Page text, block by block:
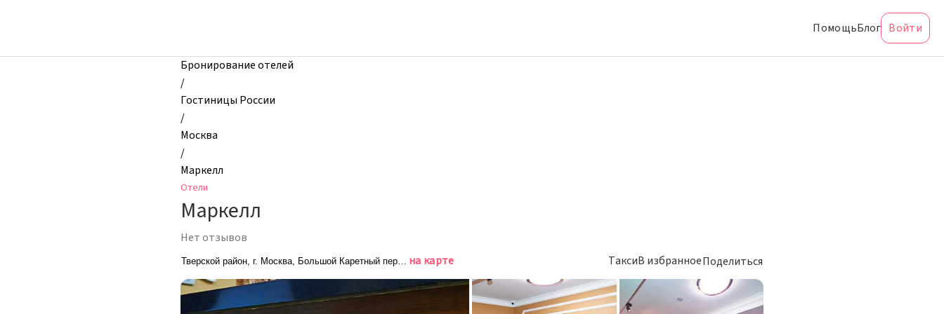
Маркелл,
ПомощьБлог Войти
Бронирование отелей
/
Гостиницы России
/
Москва
/
Маркелл
Отели
Маркелл
Нет отзывов
Тверской район, г. Москва, Большой Каретный переулок, д. 4 стр. 5
на карте ТаксиВ избранноеПоделиться